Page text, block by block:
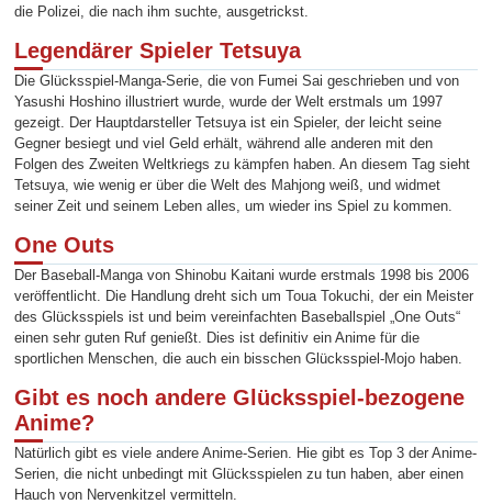
die Polizei, die nach ihm suchte, ausgetrickst.
Legendärer Spieler Tetsuya
Die Glücksspiel-Manga-Serie, die von Fumei Sai geschrieben und von
Yasushi Hoshino illustriert wurde, wurde der Welt erstmals um 1997
gezeigt. Der Hauptdarsteller Tetsuya ist ein Spieler, der leicht seine
Gegner besiegt und viel Geld erhält, während alle anderen mit den
Folgen des Zweiten Weltkriegs zu kämpfen haben. An diesem Tag sieht
Tetsuya, wie wenig er über die Welt des Mahjong weiß, und widmet
seiner Zeit und seinem Leben alles, um wieder ins Spiel zu kommen.
One Outs
Der Baseball-Manga von Shinobu Kaitani wurde erstmals 1998 bis 2006
veröffentlicht. Die Handlung dreht sich um Toua Tokuchi, der ein Meister
des Glücksspiels ist und beim vereinfachten Baseballspiel „One Outs“
einen sehr guten Ruf genießt. Dies ist definitiv ein Anime für die
sportlichen Menschen, die auch ein bisschen Glücksspiel-Mojo haben.
Gibt es noch andere Glücksspiel-bezogene
Anime?
Natürlich gibt es viele andere Anime-Serien. Hie gibt es Top 3 der Anime-
Serien, die nicht unbedingt mit Glücksspielen zu tun haben, aber einen
Hauch von Nervenkitzel vermitteln.